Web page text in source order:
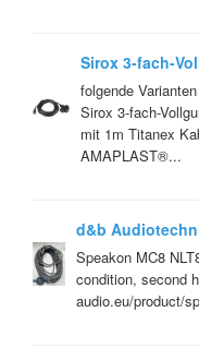
Sirox 3-fach-
Mennekes
folgende
Sirox 3-fach-
mit 1m Titanex
AMAPLAST®...
d&b
MC8 NLT8F/M
Speakon MC8
condition, second
audio.eu/product/